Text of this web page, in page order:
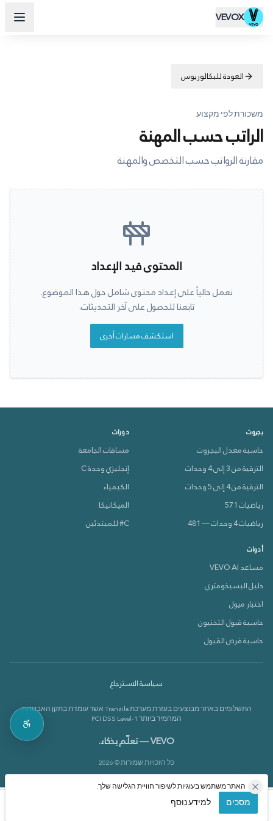
האתר משתמש בעוגיות לשיפור חוויית הגלישה שלך.
מסכים למידע נוסף
VEVOX
العودة للبكالوريوس
משכורת לפי מקצוע
الراتب حسب المهنة
مقارنة الرواتب حسب التخصص والمهنة
المحتوى قيد الإعداد
نعمل حالياً على إعداد محتوى شامل حول هذا الموضوع.
تابعنا للحصول على آخر التحديثات.
استكشف مسارات أخرى
بجروت
حاسبة معدل البجروت
الترقية من 3 إلى 4 وحدات
الترقية من 4 إلى 5 وحدات
رياضيات 571
رياضيات 4 وحدات — 481
دورات
مساقات الجامعة
إنجليزي وحدة C
الكيمياء
الميكانيكا
C# للمبتدئين
أدوات
مساعد VEVO AI
دليل البسيخومتري
اختبار ميول
حاسبة قبول التخنيون
حاسبة فرص القبول
سياسة الاسترجاع
התשלומים באתר מבוצעים בעזרת מערכת Tranzila אשר עומדת בתקן האבטחה
המחמיר ביותר PCI DSS Level-1
VEVO — تعلّم بذكاء.
כל הזכויות שמורות © 2026
متصل الآن 🟢
بدي أعرف عن القاموس 📘
الرئيسية